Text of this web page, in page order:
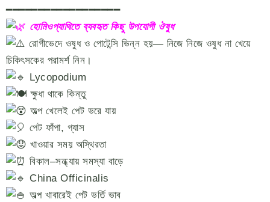
━━━━━━━━━━━━━━━━━━
হোমিওপ্যাথিতে ব্যবহৃত কিছু উপযোগী ঔষুধ
রোগীভেদে ওষুধ ও পোটেন্সি ভিন্ন হয়— নিজে নিজে ওষুধ না খেয়ে
চিকিৎসকের পরামর্শ নিন।
Lycopodium
ক্ষুধা থাকে কিন্তু
অল্প খেলেই পেট ভরে যায়
পেট ফাঁপা, গ্যাস
খাওয়ার সময় অস্থিরতা
বিকাল–সন্ধ্যায় সমস্যা বাড়ে
China Officinalis
অল্প খাবারেই পেট ভর্তি ভাব